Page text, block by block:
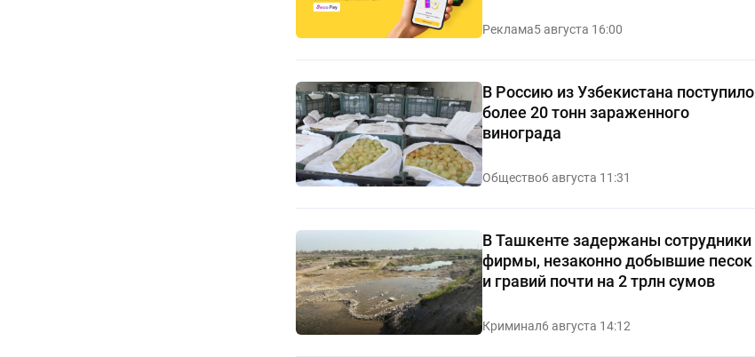
Реклама5 августа 16:00
В Россию из Узбекистана поступило
более 20 тонн зараженного
винограда
Общество6 августа 11:31
В Ташкенте задержаны сотрудники
фирмы, незаконно добывшие песок
и гравий почти на 2 трлн сумов
Криминал6 августа 14:12